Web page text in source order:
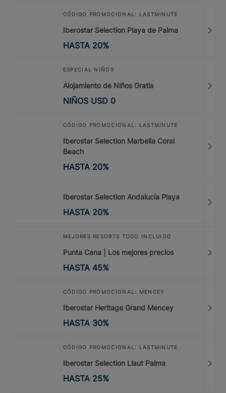
CÓDIGO PROMOCIONAL: LASTMINUTE
Iberostar Selection Playa de Palma
HASTA 20%
ESPECIAL NIÑOS
Alojamiento de Niños Gratis
NIÑOS USD 0
CÓDIGO PROMOCIONAL: LASTMINUTE
Iberostar Selection Marbella Coral
Beach
HASTA 20%
Iberostar Selection Andalucía Playa
HASTA 20%
MEJORES RESORTS TODO INCLUIDO
Punta Cana | Los mejores precios
HASTA 45%
CÓDIGO PROMOCIONAL: MENCEY
Iberostar Heritage Grand Mencey
HASTA 30%
CÓDIGO PROMOCIONAL: LASTMINUTE
Iberostar Selection Llaut Palma
HASTA 25%